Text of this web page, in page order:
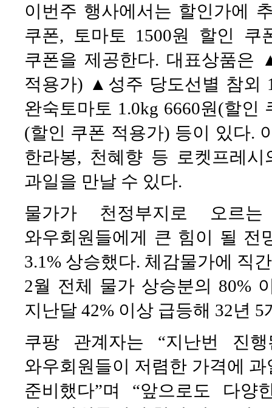
이번주 행사에서는 할인가에
쿠폰, 토마토 1500원 할인
쿠폰을 제공한다. 대표상품은
적용가) ▲성주 당도선별 참외
완숙토마토 1.0kg 6660원(할
(할인 쿠폰 적용가) 등이 있다.
한라봉, 천혜향 등 로켓프레
과일을 만날 수 있다.
물가가 천정부지로 오르
와우회원들에게 큰 힘이 될 전
3.1% 상승했다. 체감물가에 직
2월 전체 물가 상승분의 80%
지난달 42% 이상 급등해 32년
쿠팡 관계자는 “지난번 진
와우회원들이 저렴한 가격에
준비했다”며 “앞으로도 다